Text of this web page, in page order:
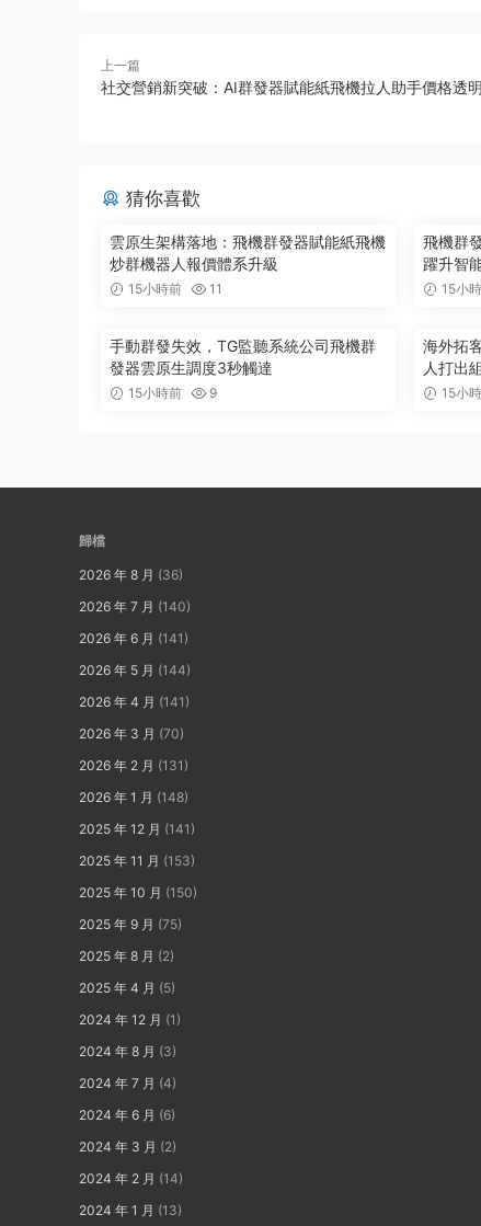
上一篇
社交營銷新突破：AI群發器賦能紙飛機拉人助手價格透
猜你喜歡
雲原生架構落地：飛機群發器賦能紙飛機
炒群機器人報價體系升級
15小時前 11
飛機群
躍升智
15小
手動群發失效，TG監聽系統公司飛機群
發器雲原生調度3秒觸達
15小時前 9
海外拓
人打出
15小
歸檔
2026 年 8 月 (36)
2026 年 7 月 (140)
2026 年 6 月 (141)
2026 年 5 月 (144)
2026 年 4 月 (141)
2026 年 3 月 (70)
2026 年 2 月 (131)
2026 年 1 月 (148)
2025 年 12 月 (141)
2025 年 11 月 (153)
2025 年 10 月 (150)
2025 年 9 月 (75)
2025 年 8 月 (2)
2025 年 4 月 (5)
2024 年 12 月 (1)
2024 年 8 月 (3)
2024 年 7 月 (4)
2024 年 6 月 (6)
2024 年 3 月 (2)
2024 年 2 月 (14)
2024 年 1 月 (13)